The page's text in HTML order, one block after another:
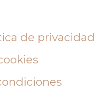
de privacidad